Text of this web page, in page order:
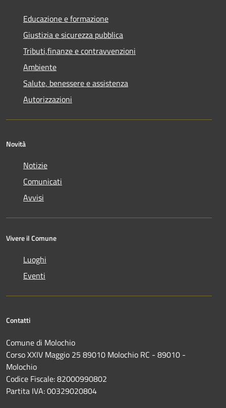
Educazione e formazione
Giustizia e sicurezza pubblica
Tributi,finanze e contravvenzioni
Ambiente
Salute, benessere e assistenza
Autorizzazioni
Novità
Notizie
Comunicati
Avvisi
Vivere il Comune
Luoghi
Eventi
Contatti
Comune di Molochio
Corso XXIV Maggio 25 89010 Molochio RC - 89010 -
Molochio
Codice Fiscale: 82000990802
Partita IVA: 00329020804